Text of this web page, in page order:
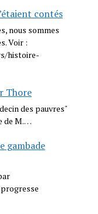
contés
nous sommes
Voir :
histoire-
Thore
des pauvres"
de M.…
gambade